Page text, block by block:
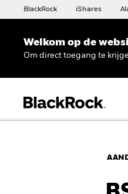
BlackRock iShares
Welkom op de
Om direct toegang te